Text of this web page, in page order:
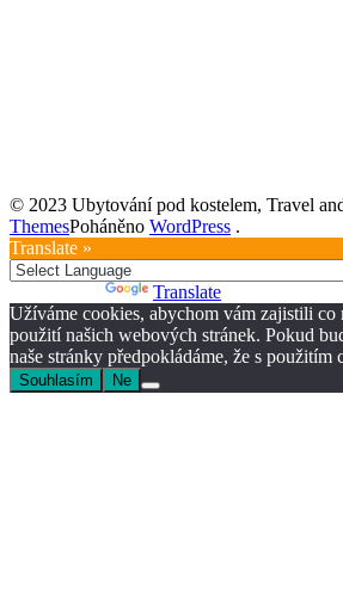
© 2023 Ubytování pod kostelem, Travel
ThemesPoháněno WordPress .
Translate »
Translate
Užíváme cookies, abychom vám zajistili co
použití našich webových stránek. Pokud
naše stránky předpokládáme, že s použitím
Souhlasím Ne